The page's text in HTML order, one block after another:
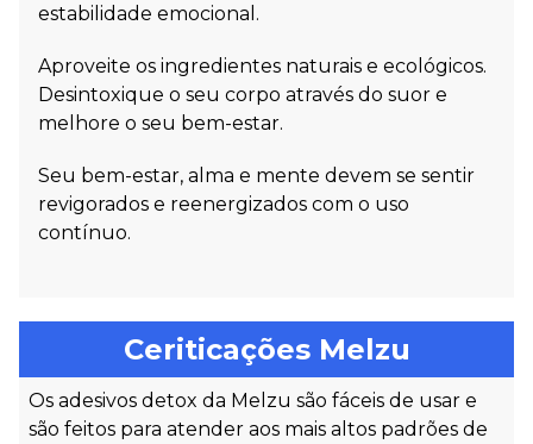
estabilidade emocional.
Aproveite os ingredientes naturais e ecológicos.
Desintoxique o seu corpo através do suor e
melhore o seu bem-estar.
Seu bem-estar, alma e mente devem se sentir
revigorados e reenergizados com o uso
contínuo.
Ceriticações Melzu
Os adesivos detox da Melzu são fáceis de usar e
são feitos para atender aos mais altos padrões de